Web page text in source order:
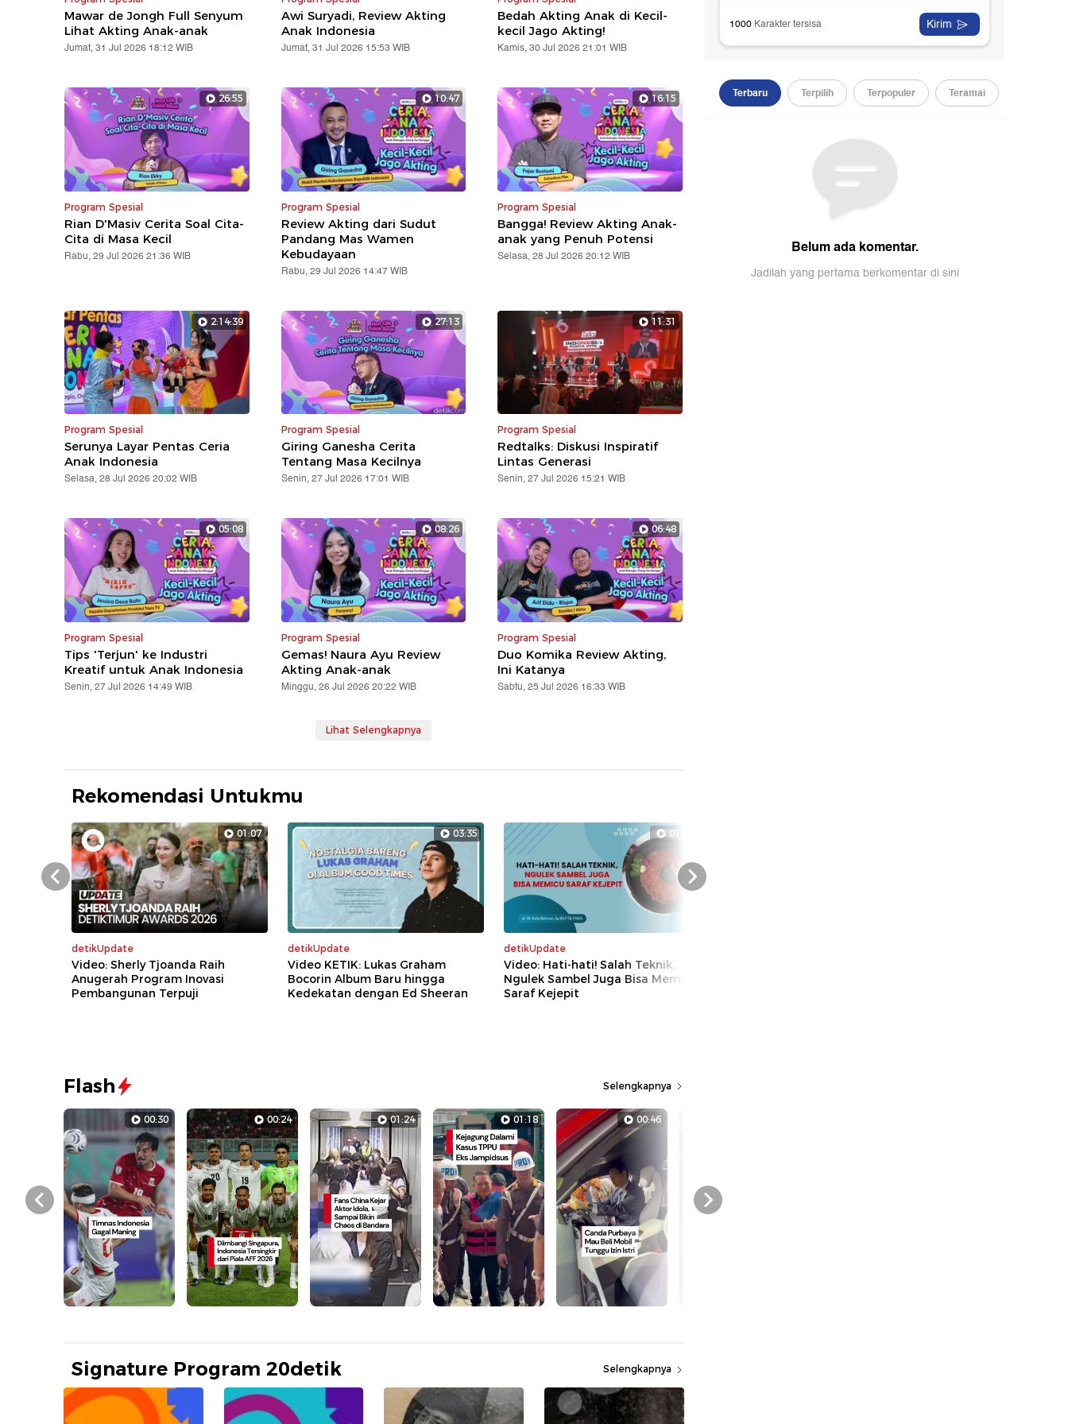
Mawar de Jongh Full Senyum
Lihat Akting Anak-anak
Jumat, 31 Jul 2026 18:12 WIB
Awi Suryadi, Review Akting
Anak Indonesia
Jumat, 31 Jul 2026 15:53 WIB
Bedah Akting Anak di Kecil-
kecil Jago Akting!
Kamis, 30 Jul 2026 21:01 WIB
26:55
Program Spesial
Rian D'Masiv Cerita Soal Cita-
Cita di Masa Kecil
Rabu, 29 Jul 2026 21:36 WIB
10:47
Program Spesial
Review Akting dari Sudut
Pandang Mas Wamen
Kebudayaan
Rabu, 29 Jul 2026 14:47 WIB
16:15
Program Spesial
Bangga! Review Akting Anak-
anak yang Penuh Potensi
Selasa, 28 Jul 2026 20:12 WIB
2:14:39
Program Spesial
Serunya Layar Pentas Ceria
Anak Indonesia
Selasa, 28 Jul 2026 20:02 WIB
27:13
Program Spesial
Giring Ganesha Cerita
Tentang Masa Kecilnya
Senin, 27 Jul 2026 17:01 WIB
11:31
Program Spesial
Redtalks: Diskusi Inspiratif
Lintas Generasi
Senin, 27 Jul 2026 15:21 WIB
05:08
Program Spesial
Tips 'Terjun' ke Industri
Kreatif untuk Anak Indonesia
Senin, 27 Jul 2026 14:49 WIB
08:26
Program Spesial
Gemas! Naura Ayu Review
Akting Anak-anak
Minggu, 26 Jul 2026 20:22 WIB
06:48
Program Spesial
Duo Komika Review Akting,
Ini Katanya
Sabtu, 25 Jul 2026 16:33 WIB
Lihat Selengkapnya
Rekomendasi Untukmu
01:07
detikUpdate
Video: Sherly Tjoanda Raih
Anugerah Program Inovasi
Pembangunan Terpuji
03:35
detikUpdate
Video KETIK: Lukas Graham
Bocorin Album Baru hingga
Kedekatan dengan Ed Sheeran
01:19
detikUpdate
Video: Hati-hati! Salah Teknik,
Ngulek Sambel Juga Bisa Memicu
Saraf Kejepit
Prev Next
Flash Selengkapnya
00:30 00:24 01:24 01:18 00:46
Prev Next
Signature Program 20detik Selengkapnya